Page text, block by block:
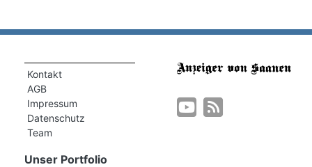
Kontakt
AGB
Impressum
Datenschutz
Team
Unser Portfolio